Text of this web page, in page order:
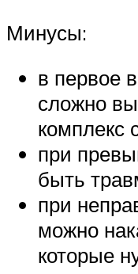
Минусы:
в первое
сложно
комплекс
при
быть
при
можно
которые